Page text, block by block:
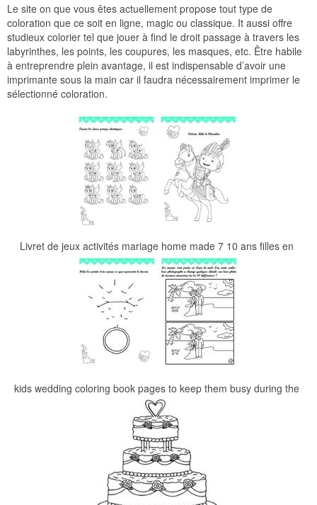
Le site on que vous êtes actuellement propose tout type de
coloration que ce soit en ligne, magic ou classique. It aussi offre
studieux colorier tel que jouer à find le droit passage à travers les
labyrinthes, les points, les coupures, les masques, etc. Être habile
à entreprendre plein avantage, il est indispensable d’avoir une
imprimante sous la main car il faudra nécessairement imprimer le
sélectionné coloration.
Livret de jeux activités mariage home made 7 10 ans filles en
kids wedding coloring book pages to keep them busy during the